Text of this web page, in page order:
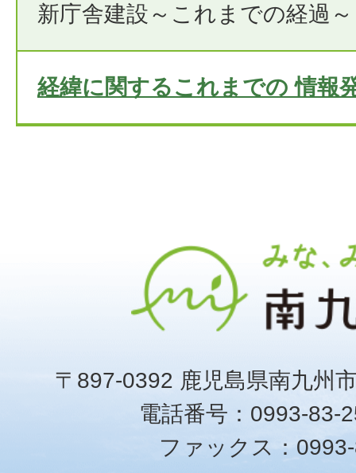
新庁舎建設～これまでの経過～
経緯に関するこれまでの 情報
〒897-0392 鹿児島県南九州
電話番号：0993-83-
ファックス：